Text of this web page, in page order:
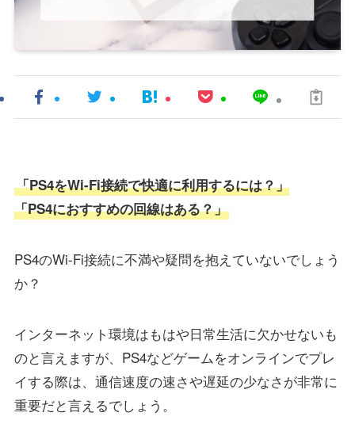
「PS4をWi-Fi接続で快適に利用するには？」
「PS4におすすめの回線はある？」
PS4のWi-Fi接続に不満や疑問を抱えていないでしょう
か？
インターネット環境はもはや日常生活に欠かせないも
のと言えますが、PS4などゲームをオンラインでプレ
イする際は、通信速度の速さや遅延の少なさが非常に
重要だと言えるでしょう。